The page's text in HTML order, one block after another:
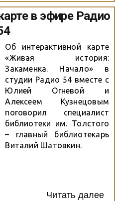
в эфире Радио
Об интерактивной карте
«Живая история:
Закаменка. Начало» в
студии Радио 54 вместе с
Юлией Огневой и
Алексеем Кузнецовым
поговорил специалист
библиотеки им. Толстого
– главный библиотекарь
Виталий Шатовкин.
Читать далее